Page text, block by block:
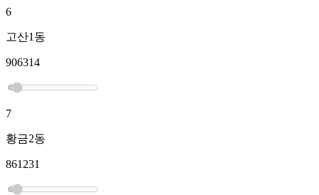
6
고산1동
906314
7
황금2동
861231